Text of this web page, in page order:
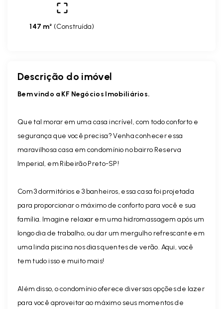
147 m² (Construída)
Descrição do imóvel
Bem vindo a KF Negócios Imobiliários.
Que tal morar em uma casa incrível, com todo conforto e
segurança que você precisa? Venha conhecer essa
maravilhosa casa em condomínio no bairro Reserva
Imperial, em Ribeirão Preto-SP!
Com 3 dormitórios e 3 banheiros, essa casa foi projetada
para proporcionar o máximo de conforto para você e sua
família. Imagine relaxar em uma hidromassagem após um
longo dia de trabalho, ou dar um mergulho refrescante em
uma linda piscina nos dias quentes de verão. Aqui, você
tem tudo isso e muito mais!
Além disso, o condomínio oferece diversas opções de lazer
para você aproveitar ao máximo seus momentos de